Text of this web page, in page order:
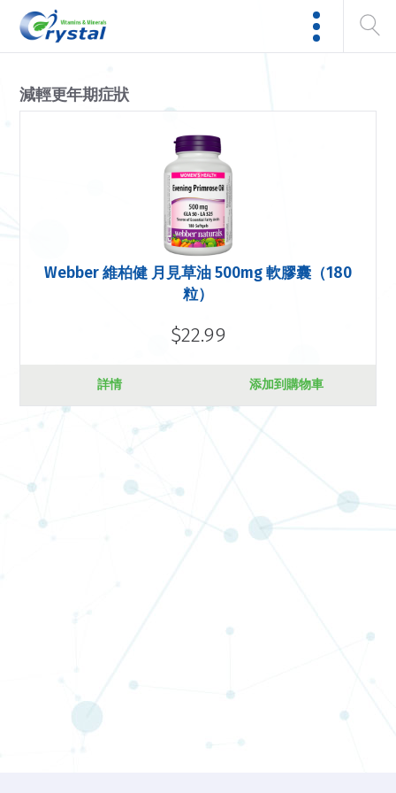
減輕更年期症狀
Webber 維柏健 月見草油 500mg 軟膠囊（180
粒）
$22.99
詳情 添加到購物車